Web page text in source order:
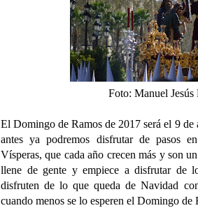
Foto: Manuel Jesús
El Domingo de Ramos de 2017 será el 9
antes ya podremos disfrutar de pasos
Vísperas, que cada año crecen más y son
llene de gente y empiece a disfrutar de
disfruten de lo que queda de Navidad
cuando menos se lo esperen el Domingo de